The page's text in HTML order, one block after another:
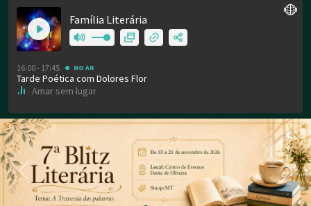
Previous